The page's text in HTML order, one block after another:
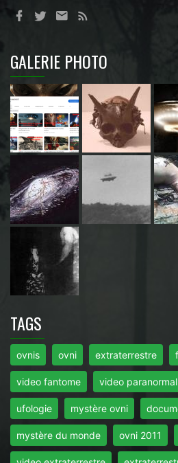
GALERIE PHOTO
TAGS
ovnis ovni extraterrestre
video fantome video paranormal
ufologie mystère ovni
mystère du monde ovni 2011